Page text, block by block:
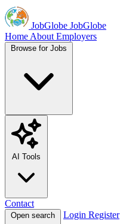
JobGlobe JobGlobe
Home About Employers
Browse for Jobs
AI Tools
Contact
Open search Login Register